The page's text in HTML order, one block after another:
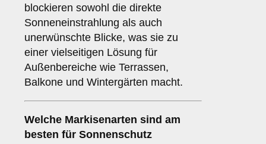
blockieren sowohl die direkte
Sonneneinstrahlung als auch
unerwünschte Blicke, was sie zu
einer vielseitigen Lösung für
Außenbereiche wie Terrassen,
Balkone und Wintergärten macht.
Welche Markisenarten sind am
besten für Sonnenschutz